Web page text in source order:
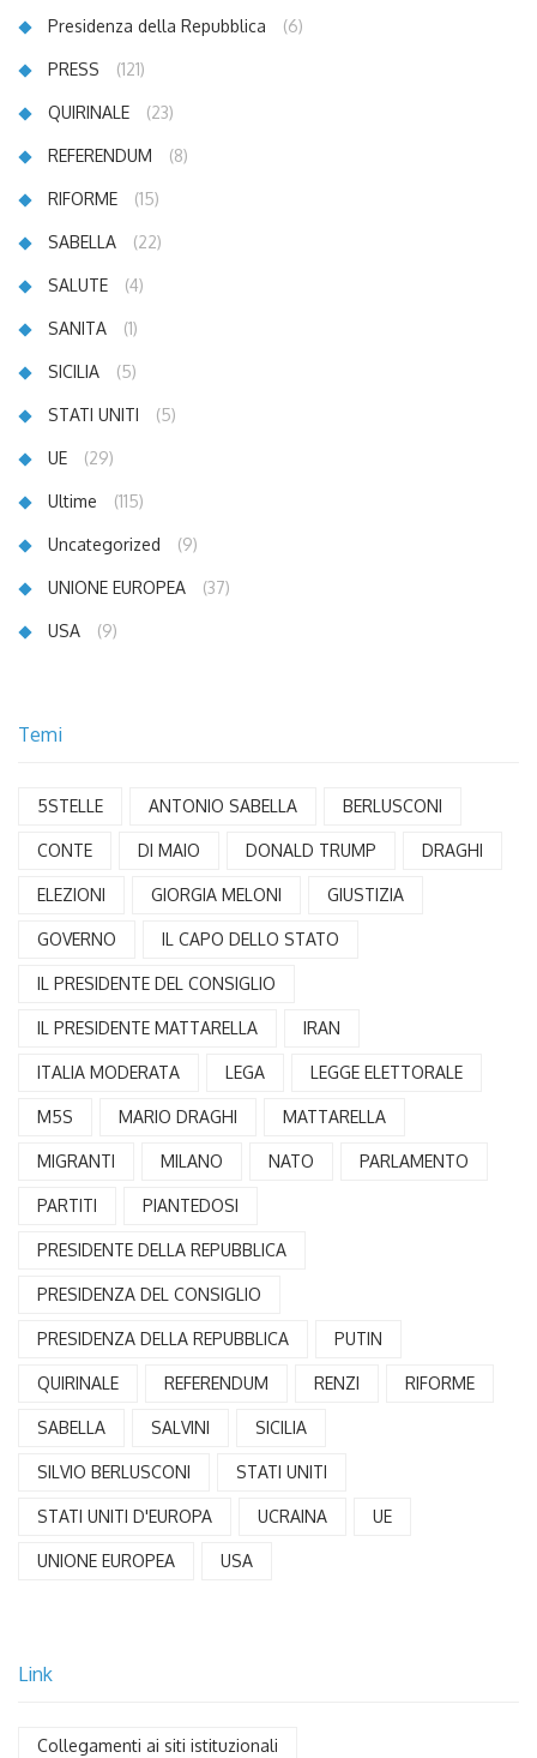
Presidenza della Repubblica (6)
PRESS (121)
QUIRINALE (23)
REFERENDUM (8)
RIFORME (15)
SABELLA (22)
SALUTE (4)
SANITA (1)
SICILIA (5)
STATI UNITI (5)
UE (29)
Ultime (115)
Uncategorized (9)
UNIONE EUROPEA (37)
USA (9)
Temi
5STELLE ANTONIO SABELLA BERLUSCONI
CONTE DI MAIO DONALD TRUMP DRAGHI
ELEZIONI GIORGIA MELONI GIUSTIZIA
GOVERNO IL CAPO DELLO STATO
IL PRESIDENTE DEL CONSIGLIO
IL PRESIDENTE MATTARELLA IRAN
ITALIA MODERATA LEGA LEGGE ELETTORALE
M5S MARIO DRAGHI MATTARELLA
MIGRANTI MILANO NATO PARLAMENTO
PARTITI PIANTEDOSI
PRESIDENTE DELLA REPUBBLICA
PRESIDENZA DEL CONSIGLIO
PRESIDENZA DELLA REPUBBLICA PUTIN
QUIRINALE REFERENDUM RENZI RIFORME
SABELLA SALVINI SICILIA
SILVIO BERLUSCONI STATI UNITI
STATI UNITI D'EUROPA UCRAINA UE
UNIONE EUROPEA USA
Link
Collegamenti ai siti istituzionali